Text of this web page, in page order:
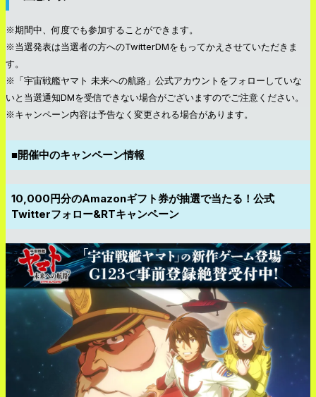
※期間中、何度でも参加することができます。
※当選発表は当選者の方へのTwitterDMをもってかえさせていただきま
す。
※「宇宙戦艦ヤマト 未来への航路」公式アカウントをフォローしていな
いと当選通知DMを受信できない場合がございますのでご注意ください。
※キャンペーン内容は予告なく変更される場合があります。
■開催中のキャンペーン情報
10,000円分のAmazonギフト券が抽選で当たる！公式
Twitterフォロー&RTキャンペーン